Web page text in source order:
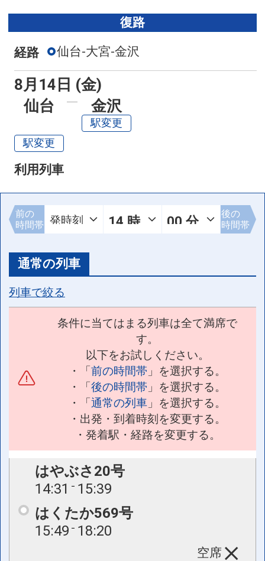
復路
経路 仙台-大宮-金沢
8月14日 (金)
仙台
駅変更
金沢
駅変更
利用列車
前の
時間帯
後の
時間帯
通常の列車
列車で絞る
条件に当てはまる列車は全て満席で
す。
以下をお試しください。
・「前の時間帯 」を選択する。
・「後の時間帯 」を選択する。
・「通常の列車 」を選択する。
・出発・到着時刻を変更する。
・発着駅・経路を変更する。
はやぶさ20号
14:31
15:39
はくたか569号
15:49 18:20
空席